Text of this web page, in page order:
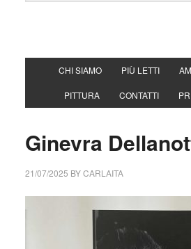
CHI SIAMO PIÙ LETTI
PITTURA CONTATTI
Ginevra
21/07/2025 BYCARLAITA